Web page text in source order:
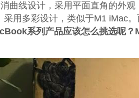
曲线设计，采用平面直角的外
用多彩设计，类似于M1 iMac
系列产品应该怎么挑选呢